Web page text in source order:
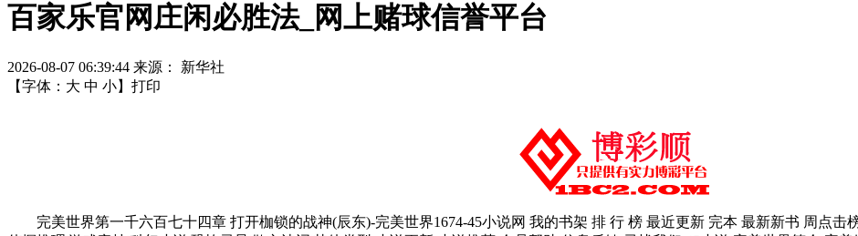
百家乐官网庄闲必胜法_网上赌球信誉平台
2026-08-07 06:39:44 来源： 新华社
【字体： 大 中 小】 打印
完美世界第一千六百七十四章 打开枷锁的战神(辰东)-完美世界1674-45小说网 我的书架 排 行 榜 最近更新 完本 最新新书 周点击榜登录热门分类：玄幻魔法|武侠修真|都市言情|历史军事|侦探推理|游戏竞技|科幻小说|恐怖灵异|散文诗词|其他类型 小说更新 小说推荐 会员帮助 信息反馈 寻找我们 45小说 完美世界简介 完美世界第一千六百七十四章 打开枷锁的战神 加入书签 第一千六百七十四章 打开枷锁的战神类别：玄幻魔法 作者：辰东 书名：完美世界显然，帝关这一边告急，两大强者王长生还有孟天正都被帝族针对，被对方率众封堵，要进行镇杀。九天其他至尊倒也因此而减轻压力，因为主力在镇杀王长生还有孟天正，让他们暂时脱离生死险境。不过，这是一时的舒缓，只要王长生还有孟天正战死，大局就定了，他们都要跟着覆灭。“太弱。”“杀个干净。”有人轻语，带着敌意，还有可怕的波动，带领剩下的至尊，向帝关这边的至尊展开攻击。帝族！帝关这边的人，心中咯噔一下，最糟糕的事情发生了，第三名帝族现身，来到这里，负责杀他们永世恩宠。异域为了这一战，出动了太多的高手，帝族亦动！算上早先被孟天正在大道棋盘上镇压的那个生灵，那就是四名帝族至尊！“这么弱，也想防住，一个也走不了。”那名帝族修士轻飘飘的开口，不急不缓，就这么一步一步而来。但是，在此过程中，这天地间浮现出可怕的涟漪，他的脚步落在星空中，仿佛踩在水中，波澜扩散，那是大道符号。这些符号如同涟漪般，向外震动，威压四方！不远处，来自九天的一位女性至尊顿时一震，她遭遇了攻击，快速后退。只是，不远处还有其他异域至尊，在围拢，在堵截，不让她逃遁。“没用的，送你上路，谁来了都救不了你。”帝族至尊开口，他看起来很年轻。二十几岁的样子，不过眼眸沧桑，肯定活过漫长的岁月了。与此同时。他脚下的涟漪更可怕了，向外扩散。波动越发的剧烈，如同雷鸣一般，震碎周围的星空。早已重伤，在决战中险些殒落的女性老至尊，一个踉跄，口中溢血。在她的白发上，有许多血珠子，有敌人的。也有自己伤口内的血液溅起所致，她摇摇欲坠。“噗！”到了最后，随着那名帝族逼近，女至尊居然大口吐血，面色发白，要栽倒在星空中。怎会如此，这让人心惊肉跳，帝族可怕到这一步了吗？“那是踏仙九步，小心！”远处，有一位老至尊大声提醒。帝关这边。所有的至尊都年岁极大，都是各个时代活下来的前辈人物，可惜。长生无望，而今都垂垂老矣，血气干枯，不再巅峰状态了。“没用的，九步踏出，送尔等上路。”这名帝族至尊平淡的说道，继续向前。踏仙九步，闻其名就可以想象其威，这是一门震古烁今的绝学。“杀！”女至尊大喝。她知道，情况很不妙。必须要拼命，不然的话可能都没有机会出手了。一刹那。霞光万道，瑞彩漫天，将诸多星骸都淹没了，这里非常的璀璨。那是女至尊在出手，对抗帝族强者。可惜，终究是晚了，她本就负重伤，现在面对帝族的全力以赴，她明显不敌。“第五步、第六步……”那名帝族在数着自己的步伐，轻诵出来，当第八步迈出时，天地崩，神光如海啸，将前方女至尊的宝术全部击散。并且，星空下涟漪扩散，剧烈无比，女至尊被震的不断咳血，身体上满是裂痕，这是大道在激荡，在镇压。“砰！”最后，女至尊的身体在龟裂，多处部位炸开，十分凄惨。“上路吧！”帝族强者说道，冷漠无比，手中出现一柄魔刀，赤红如血，嗡的一声轮动起来，向前砍去神医女帝,医手遮天。女至尊虽然竭尽所能抗衡，但终究改变不了什么，噗的一声，她的人头飞起，元神被绞杀了干净。这很震撼，威慑了所有人。“没剩下几人了，送你们全部上路！”帝族至尊这般说道，冷漠无情，逼视余下的人。“啊……”远处，传来长嚎声，孟天正被困阵中，在剧烈挣扎，要闯出来。此时，他的眼睛中带着血丝，因为亲眼目睹了九天这边一位又一位至尊殒落，都要被人杀干净了。都是熟悉的老朋友，不然也不会跟他一样，出现在这里，他们信念相同。就这么眼睁睁的看着他们战死，孟天正心中悲愤，如困在笼中的野兽般，他大吼着，带着悲意。“何时才能复苏，复活吧，曾经的战血！”孟天正低下头，看着手中那张大弓，在低语，在嘶吼，如同在诵一种古老的咒语，要释放出什么东西。可惜，他尝试了很多次，大弓赤红，沾染着血，但并没有发生奇异的事。“孟天正，你逃不走，很快就会被镇杀！”此时，针对孟天正的帝族率领其他高手一起发力，轰向法阵中，要将孟天正绝杀，彻底覆灭在此。“一生道果，孕育至今。”孟天正浑身发光，对抗众人的攻击，若非他修炼成不灭经的至强奥义，肯定早就殒落了。须知，现在可是帝族强者在率率一些至尊于阵外炼化他，这种景象不可想象！孟天正的体魄强到极致，才能忍受被炼化的痛苦，才能坚持下来，不被磨灭。他以手摩挲大弓，很轻，带着不舍，还有一阵惋惜，最后一声长啸，他竭尽所能，开始毁这张大弓。“这是怎么了？”所有人都大吃一惊，尤其是帝关这边的强者，更是震撼，充满不解，为他担忧、惊惧。孟天正在毁自己至尊兵器！这张弓来历太大了，在孟天正未成名时就跟随他，射杀天下强敌。只因，他在以身为种的道路上发生意外，自身半废，此弓亦半毁，而后从那一世开始就再也没有见到。如今再现世间，此弓威力无穷，不久前曾接连射杀至尊，所向披靡，应该是孟天正最珍爱的兵器才对，怎么要毁掉？“轰！”孟天正用尽全身力气，他折断了长弓，从当中竟淌出一滴又一滴血，落在他的身上，让他低吼，神色复杂，无比遗憾。大弓，为何滴血？便是异域的修士都吃惊，带着不解。“你的道果，你的成就，都在这张弓内，原来如此，当年身与弓皆毁，被你葬下，却孕育出了大道生机。”远处，王长生心惊，这般低语。弓内，有血肉，有鲜血，甚至有骨！所谓芥子纳须弥，对这个等阶的人来说不算什么这个皇帝我要了。这弓中另有乾坤！隐约间看到，弓中有一个人，很年轻，此时被撕开了，随着大弓被折断，他的成长被打断，浑身都在滴血。“曾经的孟天正，当年的路，一切都还在！”远处，有老至尊颤抖着说道，激动而有遗憾，神色复杂。“当年，都说他废掉了，注定要死去，结果他却重新崛起。原来他斩掉废体，将部分真灵随之一起葬入弓中，封在里面孕育。”“道果，若是自然孕育出，跟真身相合，成就不可想象！”一些人猜出了究竟。九天的一些老至尊，一个个神色非常复杂。他们知道，孟天正做出了最痛苦的决定，不等神胎自然出世，而是主动折断长弓，强行让他苏醒。一滴又一滴真血落下，没入他的躯体内，孟天正的气势在变强，一股恐怖的气息在星空中弥漫，在浩荡，在壮大！“他……曾想以这种办法成仙？”帝族的修士瞳孔收缩，感觉一阵心惊肉跳，哪怕他不知道过去在孟天正身上发生的事，但现在也看出了一些端倪。“快，一起上，杀了他！”帝族强者大吼，他不想出现意外。“轰！”可是，已经晚了，一股宏大的气息爆发，孟天正持着滴血的战弓，释放无以伦比的可怕波动，震碎大阵，一步就迈了出来。咚！他轮动手中的断弓，向前轰去。噗！就在这一瞬间，当即就一位至尊爆碎，直接被轰爆了，景象恐怖。孟天正为了提前变强，等若毁掉了自己的未来之路，让神胎道果提前出世，血精洒落，融入其躯。未来看不到了光明，这是一种让人遗憾与痛惜的结果。但是，现在他的实力的确激增了，像是打开了枷锁的战神一般，再无人能阻挡，血气滚滚，要挤爆了天地。若隐若无间，有成仙之光散发，照耀天宇！“一只脚迈进了仙道领域，他要成仙了？”帝族至尊震惊。而这一刻，孟天正到了，一步迈出，仿佛便是斗转星移，岁月变迁，空间拦不住，时光在飞舞。轰隆一声，孟天正一拳轰来，而人也到了近前，跟帝族强者碰碰撞在一起。噗！帝族强者大口咳血，被打的横飞了起来，他惊吼：“啊……”咚！断弓砸落，孟天正霸气无双，直接轮动自己亲手毁掉的兵器，轰在了帝族强者的身上，对方躲避不过。砰的一声，血液绽放，帝族高手的身子直接就被击断为两截，大片血雨飞洒。孟天正，一只脚迈入仙道领域，在人道绝巅进行了突破！(未完待续。)上一章目 录下一章先看到这(加入书签) | 加入书架 | 推荐本书 | 打开书架 | 返回首页 | 返回书页 | 返回目页 完美世界第一千六百七十四章 打开枷锁的战神是辰东小说作品完美世界1674最新VIP章节45小说第一时间更完美世界第一千六百七十四章 打开枷锁的战神,辰东小说完美世界1674新V章。如果你对45小说网有什么建议或者评论，请后台发信息给管理员。完美世界第一千三百九十五章 大人物出手(辰东)-完美世界1395-45小说网 我的书架 排 行 榜 最近更新 完本 最新新书 周点击榜登录热门分类：玄幻魔法|武侠修真|都市言情|历史军事|侦探推理|游戏竞技|科幻小说|恐怖灵异|散文诗词|其他类型 小说更新 小说推荐 会员帮助 信息反馈 寻找我们 45小说 完美世界简介 完美世界第一千三百九十五章 大人物出手 加入书签 第一千三百九十五章 大人物出手类别：玄幻魔法 作者：辰东 书名：完美世界“真的是他！”有生灵低语，盯着石昊，目中寒芒毕露。“没有想到他也到了边荒，敢在这里出现，也不知道有多少人想杀他呢！”另一位年轻的异域生灵冷笑道。大赤天边疆一战，异域年轻一代大败，被一个人连斩十王，这种战绩让每一个人都觉得无地自容。当消息传回世界另一岸时，引发各族震动，居然有人可以这样强势，连杀异界年轻一代十位大高手，怎不让人吃惊？可以说，在这一年当中，异域年轻一代许多生灵都在摩拳擦掌，皆憋着一股气，想跟那个人对决。就是一些老辈人物，也知晓了大赤天边疆的战果，对于后代人惨败这件事，看法各不相同。可以说，石昊在异域一定的范围内已经小有名气，不少生灵都曾听闻过，年轻一代很多人都视他为敌手。如今，他的真身出现在这里，自然引发很大的轰动！“来了正好，将他击杀，彻底解决掉这个祸胎！”“洗刷大赤天耻辱的日子到了，斩下他的头颅，就在今天！”对面，有不少生灵都在低吼，一个个握紧拳头，跃跃欲试。异域，各族皆好战，被视为战斗种族，非常勇武，哪怕是年轻一代，见到石昊后不仅不惧，还都想下场。当然，有这种念头的，敢下场的大多为王族！因为，普通修士很明白，上去必死无疑，唯有王族才能一战。哧！虚空扭曲，一道身影快速出现，来到了近前。这是一头大蜘蛛。浑身银光锃亮，长约一丈，不是太过庞大。但是很慑人，比人还高大的蜘蛛伏在前方。令人心悸。“银蛛王，九天十地这一边也有。”石昊盯着它，这是投靠过去的种族，还是沦陷后被征服的种族？他知道，异域有大片的领地中栖居着跟九天这边一样的生灵，比如莫道，跟人族区别不大。“你就是荒，那个传闻中杀了我界十位王者的人族青年？”银蛛王问道。八条腿触地，银芒闪烁，如同冰冷的金属体。“是！”石昊点头。“那就没问题了，纳命来吧！”银蛛王很果断，扑杀了过来。这块区域原本趋于宁静了，但现在一下子被引爆。银蛛王向前扑来时，狂风大作，飞沙走石，大漠一下子沸腾了日月神喵（剑三+西幻）。轰！砂砾大浪滔天，高卷十几万丈。淹没了苍穹，尘沙滚滚，遮天蔽日。整片乾坤都是一片黄蒙蒙。最为可怕的是，神力漩涡出现，一个又一个银色的漩涡，撕裂了长空，要将石昊吞噬进去。银蛛王出手，上来就动用了绝学，它深知石昊可怕，想占据先手，先声夺人。将他压制在下风，寻机击杀。石昊抬手就是成片的金色羽毛。那是鲲鹏羽，化成一根又一根神箭。全部射进银色的漩涡中，这犹若火星落尽油锅，瞬间点燃。轰！金芒与银光炸开，在那里燃烧，虚空塌陷。沙浪翻腾，大漠如同汪洋，在神力的作用下，汹涌澎湃，许多沙尘大浪直接拍击向天外，云层等全部震散。“天罗地网！”银蛛王大吼。它不敢有丝毫大意，动用自身最强神通，在其周围，形成一条一条涟漪，向外扩散，这是惊人的场域。并且，它在喷吐神力丝绦，跟那些涟漪交融，构建成一面巨大的的蛛网！一面八卦网，铺天盖地，向着石昊那里笼罩而去，灭绝生机，拘人魂魄，十分恐怖。“不好！”哪怕相隔很远，观战者中有人也禁受不住，元神不由自主出窍，被直接吸附了过去，落入那大网中。炼人元神！“啊！”有人惨叫，当场横死，被那张网将元神吞没，死的十分凄惨。这让人心惊，这头蜘蛛太可怕了。轰！银色大网落下，无处不在，让石昊无法躲避，将他遮在下方。“你不是肉身无双吗，我拘你元神，炼你魂魄！”银蛛王狰狞的咆哮，敌手被大网遮住，就意味着它要成功了。因为，过去的敌手从来没有人能从网中逃脱。石昊站在那里没动，但是他周围的场域却强大了也不知道多少倍，并且高空中铅云密布，雷电霍霍。“轰！”雷电如瀑布，从天上倾泻而下，这不是一般的雷霆，带着丝丝混沌气，十分的恐怖，震撼人心。并且，大雨洒落，电闪雷鸣，景象恐怖。石昊动用了雷帝宝术，并且释放非常强大的一式，以雷劫横扫天地，涤荡乾坤！一瞬间，那号称可以炼死虚道境诸雄的蛛网化成劫灰，全部断裂，而后消散。“啊……”银蛛王大叫，因为它被一道又一道粗如山岳般的闪电击中，浑身焦黑，很快就炸开了。一位王者殒落，而且是这么的迅速，让异域那边短暂的沉静。“跟黄金夜叉一样，抵的上二百人头！”石昊自语。当听到这种话，对面一群生灵怒目而视养兽成妃。“好，杀的好！”九天这边，有人高声欢呼。“轰！”就在这时，苍穹上出现一根手指，呈黄金色，压塌天地，带着一些陨星坠落，快速向着石昊压去。这景象十分恐怖，他绝对能一根指头就碎月亮，这样庞大的一根金色手指，如同撑天支柱般，隆隆声震耳。所有人都骇然，这个强者高坐苍穹上，绝对的强横无匹，现在出手灭杀石昊。手指未免太大了，山岭跟他比起来都渺小的不成样子。“你敢！”骑坐在吞天兽上的大骑士喝道，腾身而起。离开了坐骑，手持那根赤金锏，打向苍穹。一刹那。赤金锏放大，迎了上去。发出大道雷音，无数的符文宝光冲霄而起。“轰！”天地间，闪耀出炽盛的光，那金色手指变换为金色大手，铺天盖地，所有人都无法正视，太璀璨了。咚的一声，赤金锏劈中苍穹。跟那金色大手撞在一起，撕裂天宇，在许多人吃惊的目光中，域外一颗又一颗小星体碎掉，坠落下来。“你异域不是勇武吗，最善战，喜欢王者对决，今日为何这般？”手持赤金锏的大骑士冷声道。异域各族好战，十分勇武，被称作战斗种族。但今日却有大人物要直接抹杀石昊，显然看出了苗头，觉得未来他是一个大威胁。“又不是凡人间的战斗。讲究沙场秋点，兵对兵将对将，我等皆为修士，哪有什么讲究。”天空中，出现一轮金色的神环，一个强大的生灵被笼罩在当中。这是一名处在遁一境界巅峰的强者，俯视下方。“哧！”九天这边，回应给他的是神箭破空声，接连四箭。化成四道可怕的神虹，没入异域方向。“不！”“啊……”共有四名强大的生灵。发出惨叫，根本就躲避不了。第一时间爆碎，被神箭射杀的尸骨无存。他们都是王族，都是有潜力的高手，结果却被人在抬手间就灭杀了。毫无疑问，出手的是帝关中十大神射手之一，他面色冷淡，道：“既然如此，我也没有必要佩服异域的勇武了，猎魔开始，管他是小虾米，还是大鳄，看中就杀！”异域生灵变色，帝关中的几位神射手，是他们最害怕的敌人，在战场中简直如同噩梦一般，避无可避。轰！然而，异域顶级生灵并不妥协，依旧强势，接连三道身影飞来，并且还有一只黑色的神箭，射向石昊。“当！”九天这边，神射手开弓，一箭射出，风雷大作，秩序神链漫天都是，将那支黑色箭羽拦住，并击碎。“杀！”并且，九天这边，有几名大骑士出现，向前迎击，阻挡那几名异域大高手，天空中一下子爆碎了圣堂。各种规则出现，瑞光成万条，在天地间绽放！那种能能量太浩瀚了。“杀！”来自帝关的神射手大喝道，不断张弓，结果瞬息间而已，就有成片的人被射杀成血雾，景象可怕。“哈哈，异域的孬种，你们贪生怕死，不敢单独一战，鼓动老鬼出来袭杀，怕了吗？”“嘿，被荒在大赤天杀破胆子了吧，异域年轻一代无人敢撄锋，都只能躲在后方，所谓的战斗种族，我呸，叫无能种族还差不多！”九天这边，有人奚落。异域，年轻一代一个个怒发冲冠，他们虽然残忍，但不得不说勇武，好斗，这是骨子里的天性，受不得激。且，他们原本就没有请老辈人物动手，而是真的想亲自击杀荒。“请几位老祖罢手，我们愿摘下荒的头颅，洗刷大赤天边疆之耻！”“请老祖成全，如果不能公平一战，无法灭掉荒，我界年轻一代都会觉得羞愧，永远洗脱不掉那耻辱的痕迹。”一些人同时大吼，向几位老祖请愿。天空中，正在战斗的几个异域生灵蹙眉，都有点不愉，他们刚才很想直接击杀掉石昊，不曾想这里有数人为他护道，都是顶级人物。他们已经看出，石昊潜力可怕，留着他将来可能是个祸患。可是现在自己这一边的年轻一代人如此激愤，一个个勇气惊人，若是不满足